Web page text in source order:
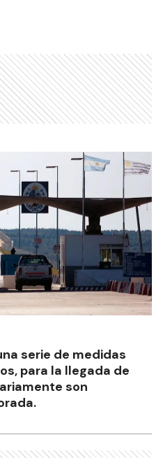
serie de medidas
para la llegada de
son